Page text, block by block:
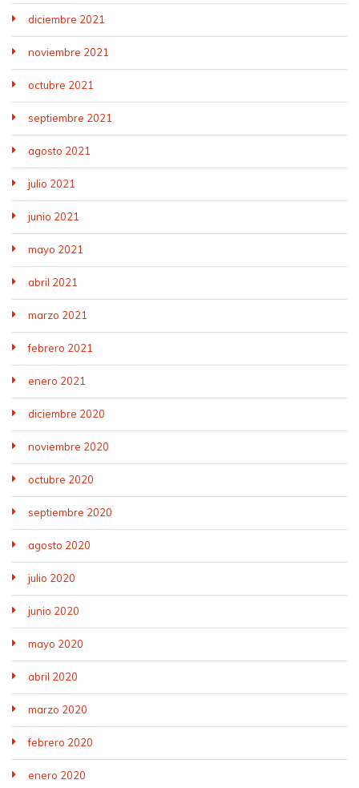
diciembre 2021
noviembre 2021
octubre 2021
septiembre 2021
agosto 2021
julio 2021
junio 2021
mayo 2021
abril 2021
marzo 2021
febrero 2021
enero 2021
diciembre 2020
noviembre 2020
octubre 2020
septiembre 2020
agosto 2020
julio 2020
junio 2020
mayo 2020
abril 2020
marzo 2020
febrero 2020
enero 2020